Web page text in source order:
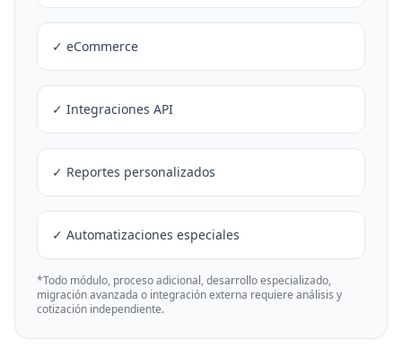
✓ eCommerce
✓ Integraciones API
✓ Reportes personalizados
✓ Automatizaciones especiales
*Todo módulo, proceso adicional, desarrollo especializado,
migración avanzada o integración externa requiere análisis y
cotización independiente.